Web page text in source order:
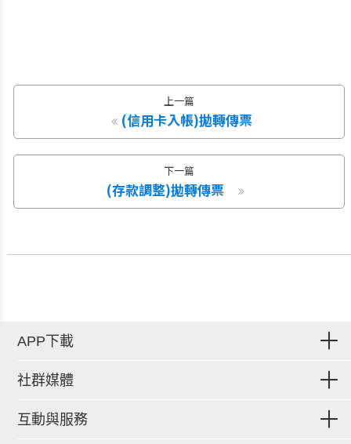
上一篇
(信用卡入帳)拋轉傳票
下一篇
(存款調整)拋轉傳票
APP下載
社群媒體
互動與服務